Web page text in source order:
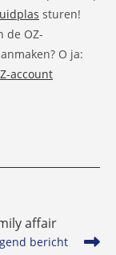
sturen!
de OZ-
O ja:
account
affair
bericht